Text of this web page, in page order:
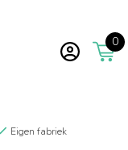
0
Eigen fabriek